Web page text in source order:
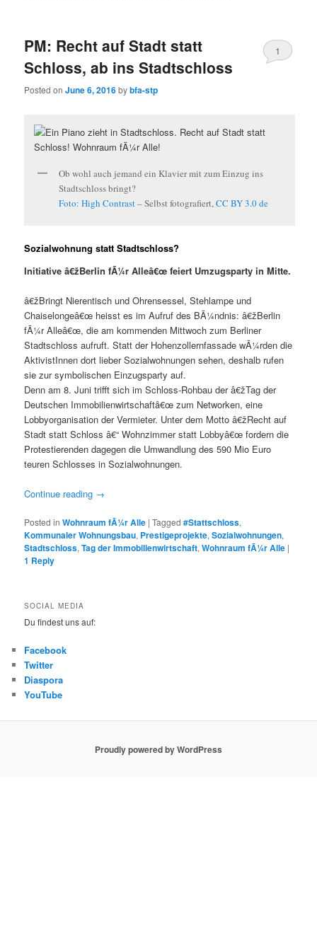
PM: Recht auf Stadt statt
Schloss, ab ins Stadtschloss
Posted onJune 6, 2016bybfa-stp
1
Ob wohl auch jemand ein Klavier mit zum Einzug ins
Stadtschloss bringt?
Foto:High Contrast–Selbst fotografiert,CC BY 3.0 de
Sozialwohnung statt Stadtschloss?
Initiative â€žBerlin fÃ¼r Alleâ€œ feiert Umzugsparty in Mitte.
â€žBringt Nierentisch und Ohrensessel, Stehlampe und
Chaiselongeâ€œ heisst es im Aufruf des BÃ¼ndnis: â€žBerlin
fÃ¼r Alleâ€œ, die am kommenden Mittwoch zum Berliner
Stadtschloss aufruft. Statt der Hohenzollernfassade wÃ¼rden die
AktivistInnen dort lieber Sozialwohnungen sehen, deshalb rufen
sie zur symbolischen Einzugsparty auf.
Denn am 8. Juni trifft sich im Schloss-Rohbau der â€žTag der
Deutschen Immobilienwirtschaftâ€œ zum Networken, eine
Lobbyorganisation der Vermieter. Unter dem Motto â€žRecht auf
Stadt statt Schloss â€“ Wohnzimmer statt Lobbyâ€œ fordern die
Protestierenden dagegen die Umwandlung des 590 Mio Euro
teuren Schlosses in Sozialwohnungen.
Continue reading →
Posted in Wohnraum fÃ¼r Alle |Tagged #Stattschloss,
Kommunaler Wohnungsbau, Prestigeprojekte,Sozialwohnungen,
Stadtschloss,Tag der Immobilienwirtschaft,Wohnraum fÃ¼r Alle |
1 Reply
SOCIAL MEDIA
Du findest uns auf:
Facebook
Twitter
Diaspora
YouTube
Proudly powered by WordPress